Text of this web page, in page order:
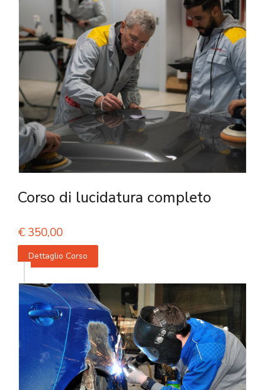
Corso di lucidatura completo
€ 350,00
Dettaglio Corso